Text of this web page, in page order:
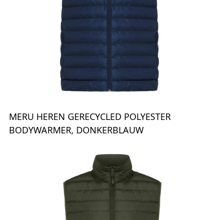
MERU HEREN GERECYCLED POLYESTER
BODYWARMER, DONKERBLAUW